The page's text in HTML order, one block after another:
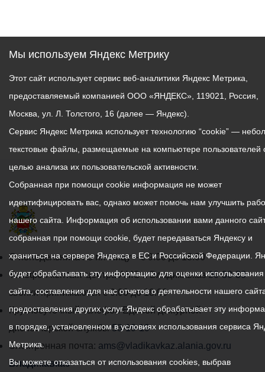
График
работы
администрации
местного
самоуправления
города
Владикавказ:
С понедельника по пятницу – с 9.00 до 18.00
Телефон контакт-центра АМС г. Владикавказ30-30-30
звонки принимаются с 9:00 до 18:00
Круглосуточный телефон Единой дежурной
диспетчерской службы53-19-19
Электронная почта: ams@vladikavkaz.alania.gov.ru
Владикавказ
Мы используем Яндекс Метрику
Этот сайт использует сервис веб-аналитики Яндекс Метрика,
предоставляемый компанией ООО «ЯНДЕКС», 119021, Россия,
Москва, ул. Л. Толстого, 16 (далее — Яндекс).
Сервис Яндекс Метрика использует технологию “cookie” —
текстовые файлы, размещаемые на компьютере пользователей
целью анализа их пользовательской активности.
Собранная при помощи cookie информация не может
идентифицировать вас, однако может помочь нам улучшить
нашего сайта. Информация об использовании вами данного
собранная при помощи cookie, будет передаваться Яндексу и
храниться на сервере Яндекса в ЕС и Российской Федерации.
будет обрабатывать эту информацию для оценки
сайта, составления для нас отчетов о деятельности нашего
предоставления других услуг. Яндекс обрабатывает эту
в порядке, установленном в условиях использования сервиса
Метрика.
Вы можете отказаться от использования cookies, выбрав